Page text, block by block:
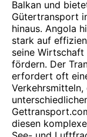
Balkan und
Gütertransport
hinaus. Angola
stark auf
seine Wirtschaft
fördern. Der
erfordert oft
diesen